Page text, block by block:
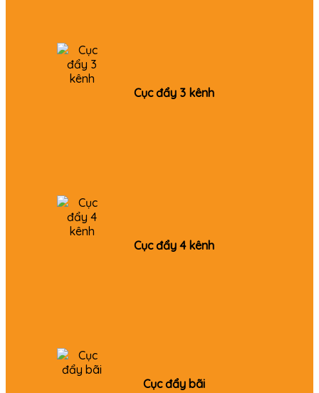
Cục đẩy 3 kênh
Cục đẩy 4 kênh
Cục đẩy bãi